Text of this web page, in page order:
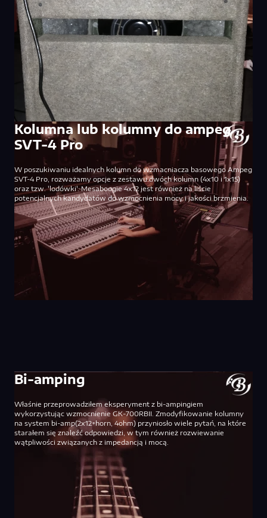
Kolumna lub kolumny do ampeg
SVT-4 Pro
W poszukiwaniu idealnych kolumn do wzmacniacza basowego Ampeg
SVT-4 Pro, rozważamy opcje z zestawu dwóch kolumn (4x10 i 1x15)
oraz tzw. 'lodówki'. Mesaboogie 4x12 jest również na liście
potencjalnych kandydatów do wzmocnienia mocy i jakości brzmienia.
Bi-amping
Właśnie przeprowadziłem eksperyment z bi-ampingiem
wykorzystując wzmocnienie GK-700RBII. Zmodyfikowanie kolumny
na system bi-amp(2x12+horn, 4ohm) przyniosło wiele pytań, na które
starałem się znaleźć odpowiedzi, w tym również rozwiewanie
wątpliwości związanych z impedancją i mocą.